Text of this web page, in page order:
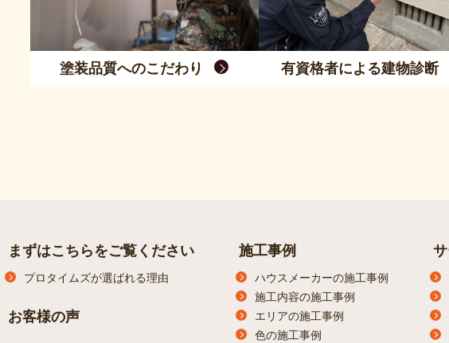
塗装品質へのこだわり 有資格者による建物診断
まずはこちらをご覧ください
プロタイムズが選ばれる理由
お客様の声
施工事例
ハウスメーカーの施工事例
施工内容の施工事例
エリアの施工事例
色の施工事例